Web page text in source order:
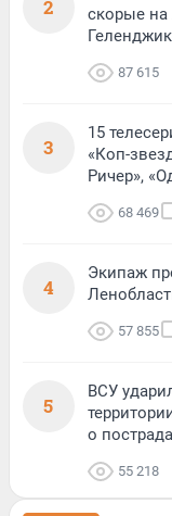
2
скорые на
87 615
3
15
«Коп-
Ричер»,
68 469
4
Экипаж
57 855
5
ВСУ
о
55 218